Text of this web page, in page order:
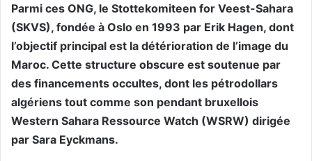
Parmi ces ONG, le Stottekomiteen for Veest-Sahara
(SKVS), fondée à Oslo en 1993 par Erik Hagen, dont
l’objectif principal est la détérioration de l’image du
Maroc. Cette structure obscure est soutenue par
des financements occultes, dont les pétrodollars
algériens tout comme son pendant bruxellois
Western Sahara Ressource Watch (WSRW) dirigée
par Sara Eyckmans.